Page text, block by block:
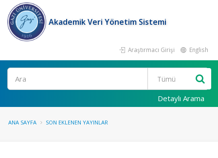
Akademik Veri Yönetim Sistemi
Araştırmacı Girişi English
Ara
Detaylı Arama
ANA SAYFA SON EKLENEN YAYINLAR